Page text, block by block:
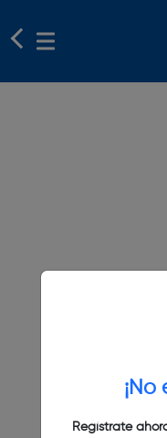
¡No
Regístrate